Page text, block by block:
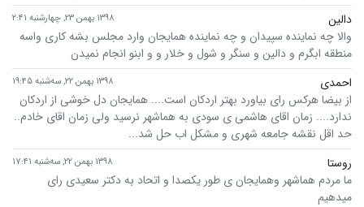
دالین
۱۳۹۸ بهمن ۲۳, چهارشنبه ۲:۴۱
والا چه نماینده سپیدان و چه نماینده همایجان وارد مجلس بشه کاری واسه
منطقه ابگرم و دالین و سنگر و شول و خلار و و ابنو انجام نمیدن
احمدی
۱۳۹۸ بهمن ۲۲, سه‌شنبه ۱۹:۴۵
از بیضا هرکس رای بیاورد بهتر اردکان است.... همایجان دل خوشی از اردکان
ندارد.... زمان اقای هاشمی ی سودی به هماشهر نرسید ولی زمان اقای خادم..
حد اقل نقشه جامعه شهری و مشکل اب حل شد...
روستا
۱۳۹۸ بهمن ۲۲, سه‌شنبه ۱۷:۴۱
ما مردم هماشهر و‌همایجان ی طور یکصدا و اتحاد به دکتر سعیدی رای
میدهیم